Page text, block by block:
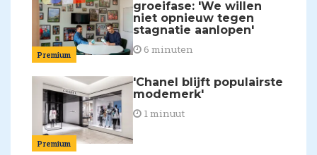
Premium
groeifase: 'We willen
niet opnieuw tegen
stagnatie aanlopen'
6 minuten
Premium
'Chanel blijft populairste
modemerk'
1 minuut